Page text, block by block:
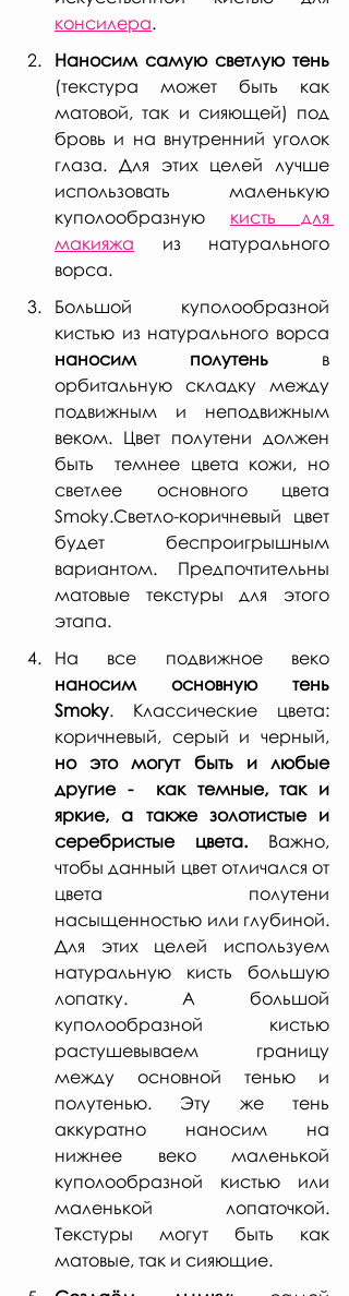
консилера.
Наносим самую светлую тень
(текстура может быть как
матовой, так и сияющей) под
бровь и на внутренний уголок
глаза. Для этих целей лучше
использовать маленькую
куполообразную кисть для
макияжа из натурального
ворса.
Большой куполообразной
наносим полутень в
орбитальную складку между
подвижным и неподвижным
веком. Цвет полутени должен
быть  темнее цвета кожи, но
светлее основного цвета
Smoky.Светло-коричневый цвет
будет беспроигрышным
вариантом. Предпочтительны
матовые текстуры для этого
этапа.
наносим основную тень
Smoky. Классические цвета:
но это могут быть и любые
другие -  как темные, так и
яркие, а также золотистые и
серебристые цвета. Важно,
чтобы данный цвет отличался от
цвета полутени
насыщенностью или глубиной.
Для этих целей используем
натуральную кисть большую
лопатку. А большой
куполообразной кистью
растушевываем границу
между основной тенью и
полутенью. Эту же тень
аккуратно наносим на
нижнее веко маленькой
куполообразной кистью или
маленькой лопаточкой.
Текстуры могут быть как
матовые, так и сияющие.